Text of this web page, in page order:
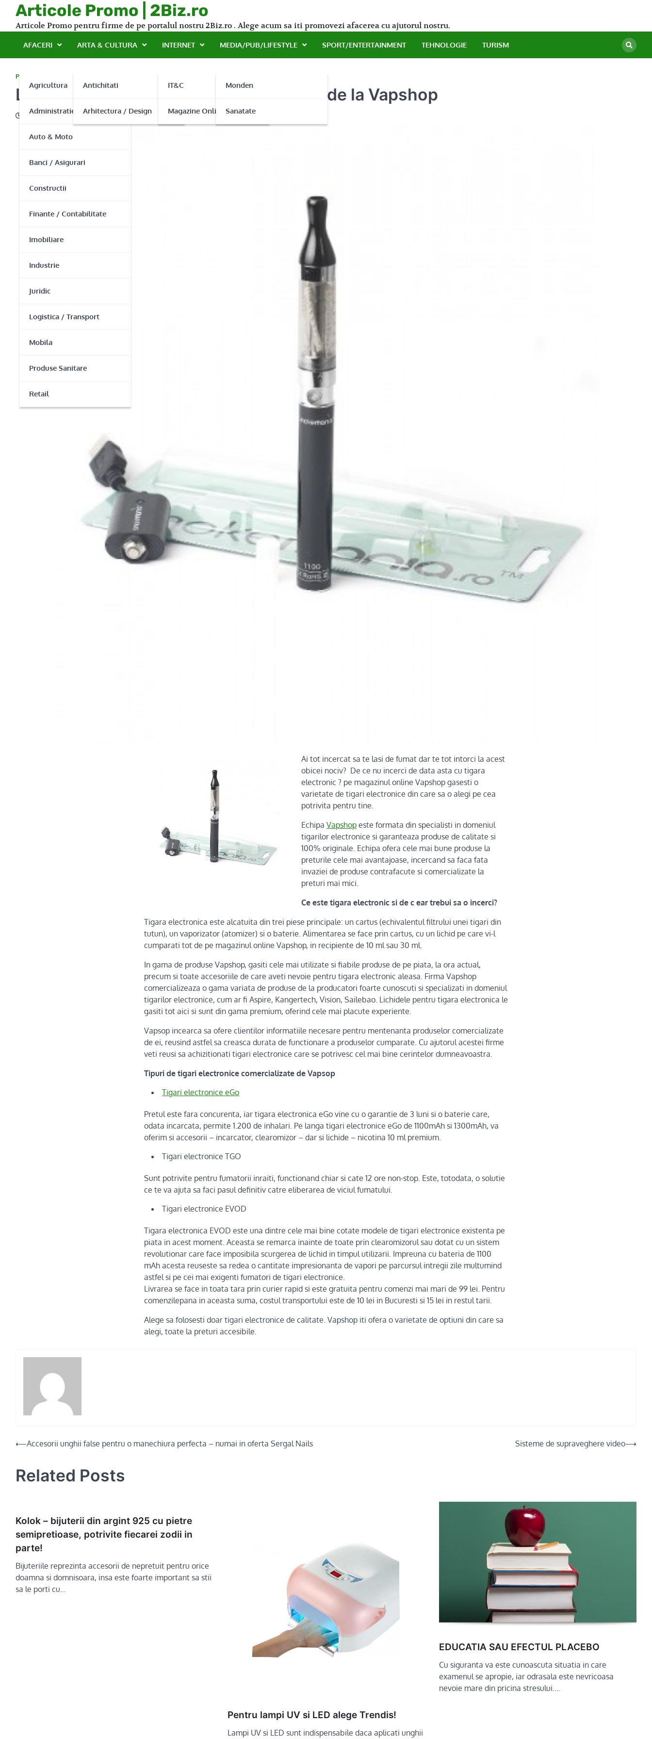
content
Articole Promo | 2Biz.ro
Articole Promo pentru firme de pe portalul nostru 2Biz.ro . Alege acum sa iti promovezi afacerea cu ajutorul nostru.
AFACERI
Agricultura
Administratie Publica
Auto & Moto
Banci / Asigurari
Constructii
Finante / Contabilitate
Imobiliare
Industrie
Juridic
Logistica / Transport
Mobila
Produse Sanitare
Retail
ARTA & CULTURA
Antichitati
Arhitectura / Design
INTERNET
IT&C
Magazine Online
MEDIA/PUB/LIFESTYLE
Monden
Sanatate
SPORT/ENTERTAINMENT TEHNOLOGIE TURISM
PROMO
Lasa-te de Fumat cu Tigara Electronica de la Vapshop
28/10/2015
Ai tot incercat sa te lasi de fumat dar te tot intorci la acest
obicei nociv? De ce nu incerci de data asta cu tigara
electronic ? pe magazinul online Vapshop gasesti o
varietate de tigari electronice din care sa o alegi pe cea
potrivita pentru tine.
Echipa Vapshop este formata din specialisti in domeniul
tigarilor electronice si garanteaza produse de calitate si
100% originale. Echipa ofera cele mai bune produse la
preturile cele mai avantajoase, incercand sa faca fata
invaziei de produse contrafacute si comercializate la
preturi mai mici.
Ce este tigara electronic si de c ear trebui sa o incerci?
Tigara electronica este alcatuita din trei piese principale: un cartus (echivalentul filtrului unei tigari din
tutun), un vaporizator (atomizer) si o baterie. Alimentarea se face prin cartus, cu un lichid pe care vi-l
cumparati tot de pe magazinul online Vapshop, in recipiente de 10 ml sau 30 ml.
In gama de produse Vapshop, gasiti cele mai utilizate si fiabile produse de pe piata, la ora actual,
precum si toate accesoriile de care aveti nevoie pentru tigara electronic aleasa. Firma Vapshop
comercializeaza o gama variata de produse de la producatori foarte cunoscuti si specializati in domeniul
tigarilor electronice, cum ar fi Aspire, Kangertech, Vision, Sailebao. Lichidele pentru tigara electronica le
gasiti tot aici si sunt din gama premium, oferind cele mai placute experiente.
Vapsop incearca sa ofere clientilor informatiile necesare pentru mentenanta produselor comercializate
de ei, reusind astfel sa creasca durata de functionare a produselor cumparate. Cu ajutorul acestei firme
veti reusi sa achizitionati tigari electronice care se potrivesc cel mai bine cerintelor dumneavoastra.
Tipuri de tigari electronice comercializate de Vapsop
Tigari electronice eGo
Pretul este fara concurenta, iar tigara electronica eGo vine cu o garantie de 3 luni si o baterie care,
odata incarcata, permite 1.200 de inhalari. Pe langa tigari electronice eGo de 1100mAh si 1300mAh, va
oferim si accesorii – incarcator, clearomizor – dar si lichide – nicotina 10 ml premium.
Tigari electronice TGO
Sunt potrivite pentru fumatorii inraiti, functionand chiar si cate 12 ore non-stop. Este, totodata, o solutie
ce te va ajuta sa faci pasul definitiv catre eliberarea de viciul fumatului.
Tigari electronice EVOD
Tigara electronica EVOD este una dintre cele mai bine cotate modele de tigari electronice existenta pe
piata in acest moment. Aceasta se remarca inainte de toate prin clearomizorul sau dotat cu un sistem
revolutionar care face imposibila scurgerea de lichid in timpul utilizarii. Impreuna cu bateria de 1100
mAh acesta reuseste sa redea o cantitate impresionanta de vapori pe parcursul intregii zile multumind
astfel si pe cei mai exigenti fumatori de tigari electronice.
Livrarea se face in toata tara prin curier rapid si este gratuita pentru comenzi mai mari de 99 lei. Pentru
comenzilepana in aceasta suma, costul transportului este de 10 lei in Bucuresti si 15 lei in restul tarii.
Alege sa folosesti doar tigari electronice de calitate. Vapshop iti ofera o varietate de optiuni din care sa
alegi, toate la preturi accesibile.
Post
⟵Accesorii unghii false pentru o manechiura perfecta – numai in oferta Sergal Nails Sisteme de supraveghere video⟶
Related Posts
Kolok – bijuterii din argint 925 cu pietre
semipretioase, potrivite fiecarei zodii in
parte!
Bijuteriile reprezinta accesorii de nepretuit pentru orice
doamna si domnisoara, insa este foarte important sa stii
sa le porti cu…
Pentru lampi UV si LED alege Trendis!
Lampi UV si LED sunt indispensabile daca aplicati unghii
EDUCATIA SAU EFECTUL PLACEBO
Cu siguranta va este cunoascuta situatia in care
examenul se apropie, iar odrasala este nevricoasa
nevoie mare din pricina stresului.…